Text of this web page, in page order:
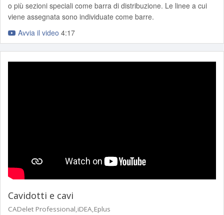
o più sezioni speciali come barra di distribuzione. Le linee a cui
viene assegnata sono individuate come barre.
Avvia il video 4:17
Cavidotti e cavi
CADelet Professional,iDEA,Eplus